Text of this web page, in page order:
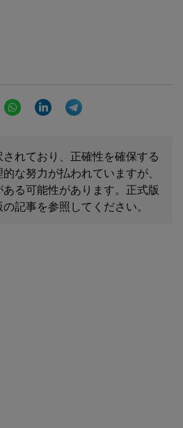
WhatsAppLinkedIn
れており、正確性を確保する
な努力が払われていますが、
る可能性があります。正式版
記事を参照してください。